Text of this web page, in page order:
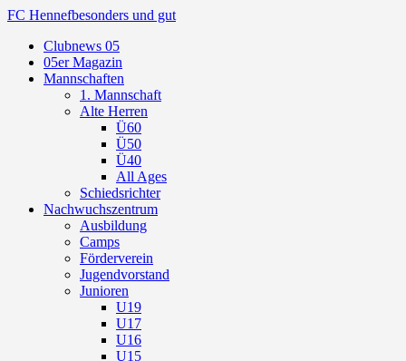
FC Hennefbesonders und gut
Clubnews 05
05er Magazin
Mannschaften
1. Mannschaft
Alte Herren
Ü60
Ü50
Ü40
All Ages
Schiedsrichter
Nachwuchszentrum
Ausbildung
Camps
Förderverein
Jugendvorstand
Junioren
U19
U17
U16
U15